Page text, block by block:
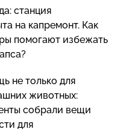
станция
на капремонт. Как
помогают избежать
не только для
животных:
собрали вещи
для